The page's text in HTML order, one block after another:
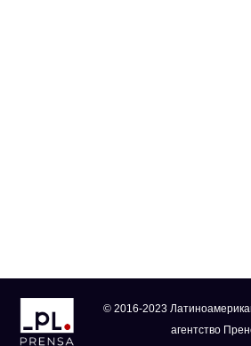
© 2016-2023
агентство